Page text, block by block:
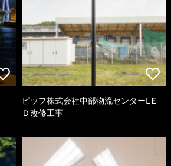
ピップ株式会社中部物流センターLＥ
Ｄ改修工事